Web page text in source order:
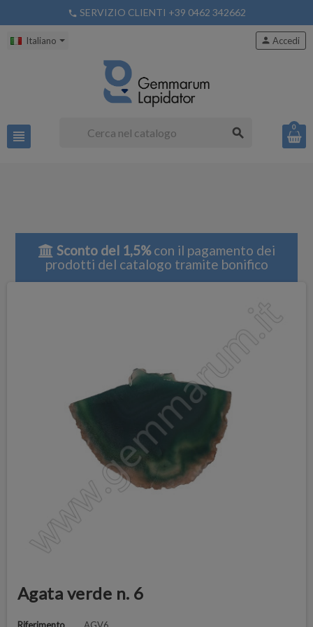
phone SERVIZIO CLIENTI +39 0462 342662
Italiano
view_headline search
person Accedi
0
Sconto del 1,5%con il pagamento dei
prodotti del catalogo tramite bonifico
Agata verde n. 6